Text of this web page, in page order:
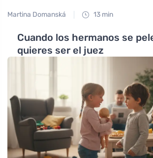
Martina Domanská 13 min
Cuando los hermanos se
quieres ser el juez